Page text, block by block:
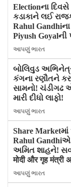
Electionના
કડાકાને લઈ
Rahul
Piyush Goyalની
આપણું ભારત
બોલિવુડ
કંગના રણૌતને
સામનો! ચંડીગઢ
મારી દીધો લાફો!
આપણું ભારત
Share
Rahul
અમિત શાહને!
मोदी और गृह मंत्री
આપણું ભારત